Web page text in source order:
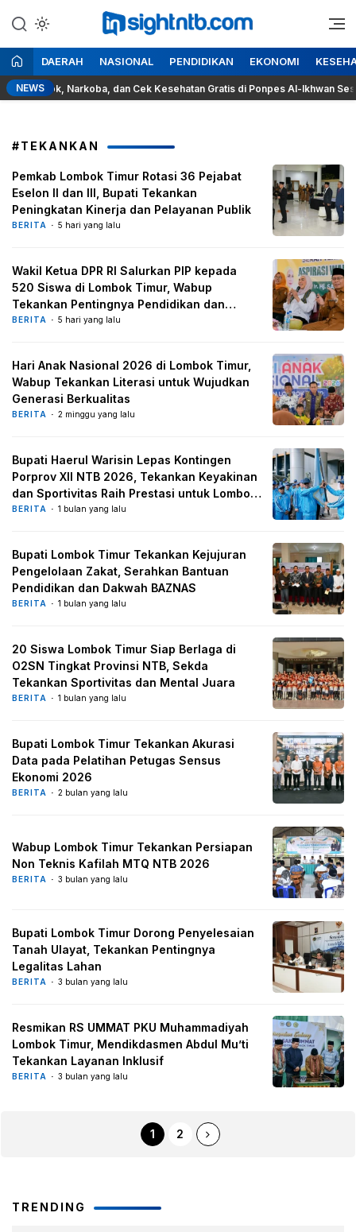
ke
konten
Insight NTB
Berita Seputar NTB
DAERAH NASIONAL PENDIDIKAN EKONOMI
NEWSNarkoba, dan Cek Kesehatan Gratis di Ponpes Al-Ikhwan Sesait
#TEKANKAN
Pemkab Lombok Timur Rotasi 36 Pejabat
Eselon II dan III, Bupati Tekankan
Peningkatan Kinerja dan Pelayanan Publik
BERITA 5 hari yang lalu
Wakil Ketua DPR RI Salurkan PIP kepada
520 Siswa di Lombok Timur, Wabup
Tekankan Pentingnya Pendidikan dan
Pencegahan Perkawinan Anak
BERITA 5 hari yang lalu
Hari Anak Nasional 2026 di Lombok Timur,
Wabup Tekankan Literasi untuk Wujudkan
Generasi Berkualitas
BERITA 2 minggu yang lalu
Bupati Haerul Warisin Lepas Kontingen
Porprov XII NTB 2026, Tekankan Keyakinan
dan Sportivitas Raih Prestasi untuk Lombok
Timur
BERITA 1 bulan yang lalu
Bupati Lombok Timur Tekankan Kejujuran
Pengelolaan Zakat, Serahkan Bantuan
Pendidikan dan Dakwah BAZNAS
BERITA 1 bulan yang lalu
20 Siswa Lombok Timur Siap Berlaga di
O2SN Tingkat Provinsi NTB, Sekda
Tekankan Sportivitas dan Mental Juara
BERITA 1 bulan yang lalu
Bupati Lombok Timur Tekankan Akurasi
Data pada Pelatihan Petugas Sensus
Ekonomi 2026
BERITA 2 bulan yang lalu
Wabup Lombok Timur Tekankan Persiapan
Non Teknis Kafilah MTQ NTB 2026
BERITA 3 bulan yang lalu
Bupati Lombok Timur Dorong Penyelesaian
Tanah Ulayat, Tekankan Pentingnya
Legalitas Lahan
BERITA 3 bulan yang lalu
Resmikan RS UMMAT PKU Muhammadiyah
Lombok Timur, Mendikdasmen Abdul Mu’ti
Tekankan Layanan Inklusif
BERITA 3 bulan yang lalu
1 2
TRENDING